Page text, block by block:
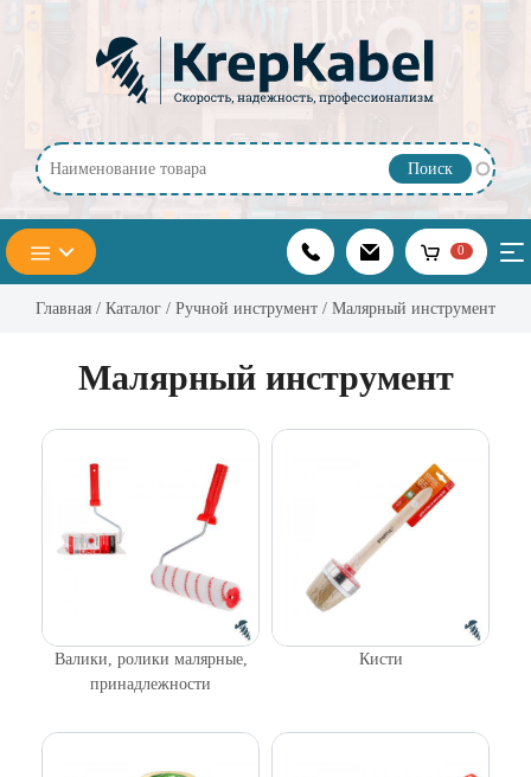
0
Главная / Каталог / Ручной инструмент / Малярный инструмент
Малярный инструмент
Валики, ролики малярные,
принадлежности
Кисти